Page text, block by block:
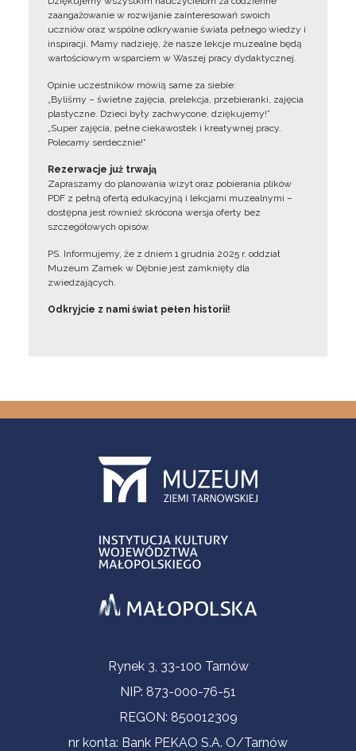
zaangażowanie w rozwijanie zainteresowań swoich
uczniów oraz wspólne odkrywanie świata pełnego wiedzy i
inspiracji. Mamy nadzieję, że nasze lekcje muzealne będą
wartościowym wsparciem w Waszej pracy dydaktycznej.
Opinie uczestników mówią same za siebie:
„Byliśmy – świetne zajęcia, prelekcja, przebieranki, zajęcia
plastyczne. Dzieci były zachwycone, dziękujemy!”
„Super zajęcia, pełne ciekawostek i kreatywnej pracy.
Polecamy serdecznie!”
Rezerwacje już trwają
Zapraszamy do planowania wizyt oraz pobierania plików
PDF z pełną ofertą edukacyjną i lekcjami muzealnymi –
dostępna jest również skrócona wersja oferty bez
szczegółowych opisów.
PS. Informujemy, że z dniem 1 grudnia 2025 r. oddział
Muzeum Zamek w Dębnie jest zamknięty dla
zwiedzających.
Odkryjcie z nami świat pełen historii!
Informacje kontaktoweRynek 3, 33-100 Tarnów
NIP: 873-000-76-51
REGON: 850012309
nr konta: Bank PEKAO S.A. O/Tarnów